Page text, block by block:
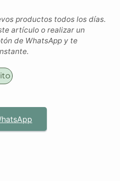
productos todos los días.
artículo o realizar un
de WhatsApp y te